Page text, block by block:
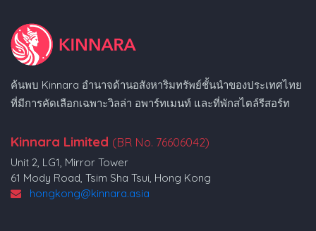
ค้นพบ Kinnara อำนาจด้านอสังหาริมทรัพย์ชั้นนำของประเทศไทย
ที่มีการคัดเลือกเฉพาะวิลล่า อพาร์ทเมนท์ และที่พักสไตล์รีสอร์ท
Kinnara Limited (BR No. 76606042)
Unit 2, LG1, Mirror Tower
61 Mody Road, Tsim Sha Tsui, Hong Kong
hongkong@kinnara.asia